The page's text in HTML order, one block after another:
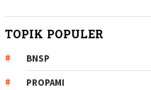
TOPIK POPULER
BNSP
PROPAMI